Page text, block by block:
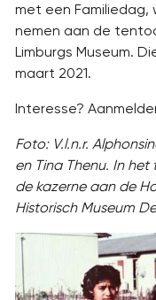
met een Familiedag,
nemen aan de
Limburgs Museum.
maart 2021.
Interesse?
Foto: V.l.n.r.
en Tina Thenu. In
de kazerne aan de
Historisch Museum